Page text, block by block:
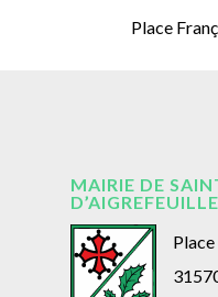
Place
MAIRIE DE
D’AIGREFEUILLE